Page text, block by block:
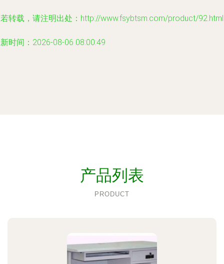
转载，请注明出处：http://www.fsybtsm.com/product/92.html
时间：2026-08-06 08:00:49
产品列表
PRODUCT